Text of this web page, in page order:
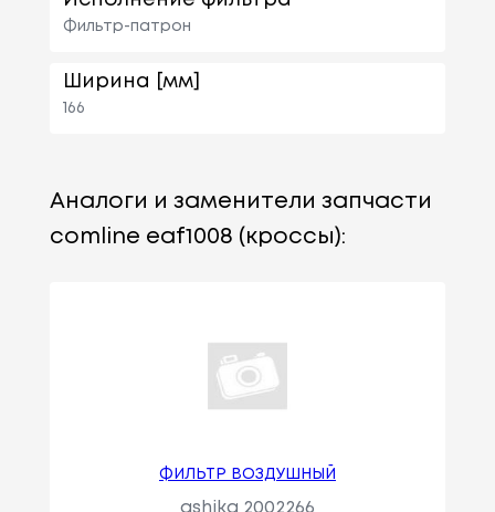
Фильтр-патрон
Ширина [мм]
166
Аналоги и заменители запчасти
comline eaf1008 (кроссы):
ФИЛЬТР ВОЗДУШНЫЙ
ashika 2002266